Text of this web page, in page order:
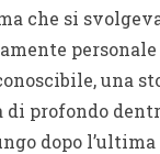
che si
personale
una
di profondo
dopo